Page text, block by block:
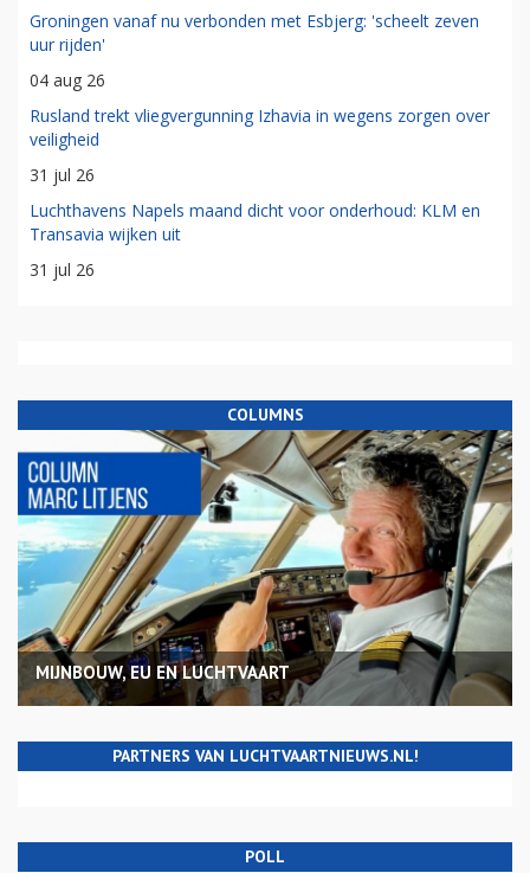
Groningen vanaf nu verbonden met Esbjerg: 'scheelt zeven
uur rijden'
04 aug 26
Rusland trekt vliegvergunning Izhavia in wegens zorgen over
veiligheid
31 jul 26
Luchthavens Napels maand dicht voor onderhoud: KLM en
Transavia wijken uit
31 jul 26
COLUMNS
MIJNBOUW, EU EN LUCHTVAART
PARTNERS VAN LUCHTVAARTNIEUWS.NL!
POLL